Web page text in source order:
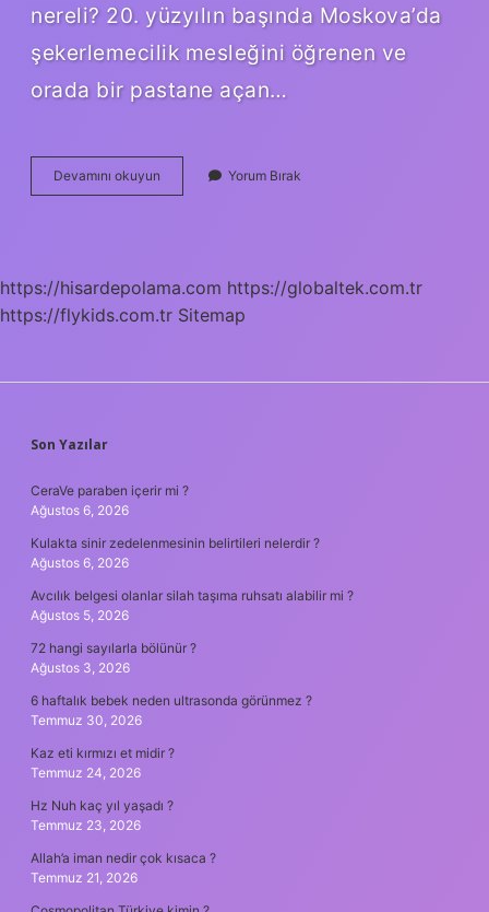
nereli? 20. yüzyılın başında Moskova’da
şekerlemecilik mesleğini öğrenen ve
orada bir pastane açan…
Devamını okuyun
Pastanesi
Yorum Bırak
https://hisardepolama.com https://globaltek.com.tr
https://flykids.com.tr Sitemap
SIDEBAR
Son Yazılar
CeraVe paraben içerir mi ?
Ağustos 6, 2026
Kulakta sinir zedelenmesinin belirtileri nelerdir ?
Ağustos 6, 2026
Avcılık belgesi olanlar silah taşıma ruhsatı alabilir mi ?
Ağustos 5, 2026
72 hangi sayılarla bölünür ?
Ağustos 3, 2026
6 haftalık bebek neden ultrasonda görünmez ?
Temmuz 30, 2026
Kaz eti kırmızı et midir ?
Temmuz 24, 2026
Hz Nuh kaç yıl yaşadı ?
Temmuz 23, 2026
Allah’a iman nedir çok kısaca ?
Temmuz 21, 2026